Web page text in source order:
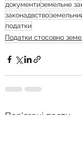
документиземельне
законадвство
податки
Податки стосовно
Пов'язані пости